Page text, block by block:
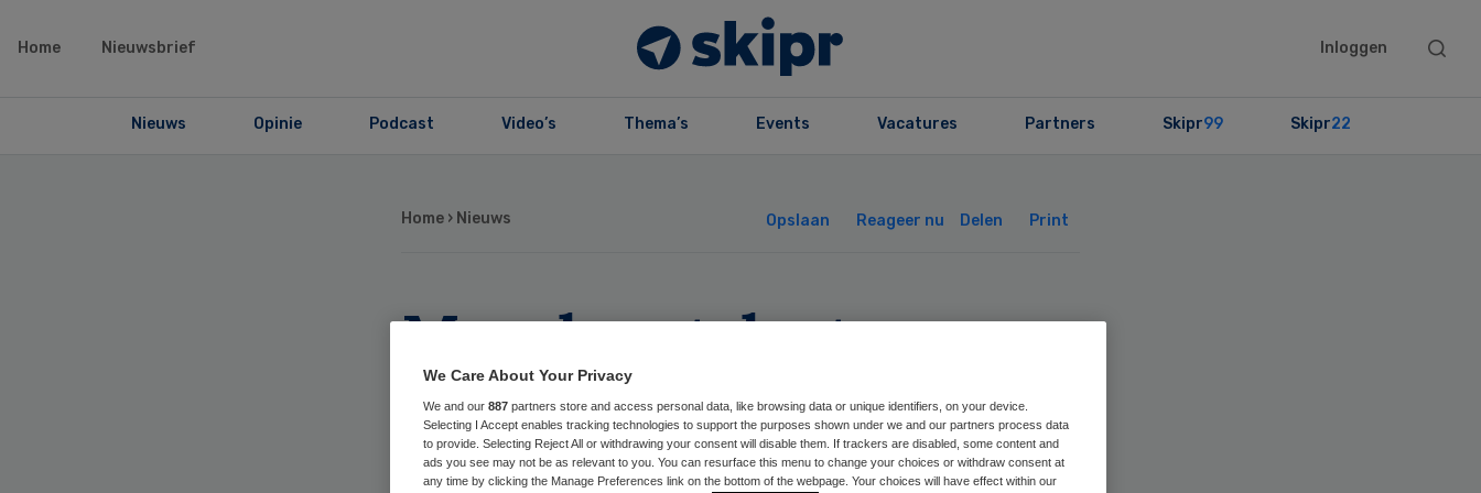
Home Nieuwsbrief Inloggen
Search
Nieuws Opinie Podcast Video’s Thema’s Events Vacatures Partners Skipr99 Skipr22
Home › Nieuws Opslaan Reageer nu Delen Print
Merck ontslaat nog
eens 8500
medewerkers
We Care About Your Privacy
We and our 887 partners store and access personal data, like browsing data or unique identifiers, on your device.
Selecting I Accept enables tracking technologies to support the purposes shown under we and our partners process data
to provide. Selecting Reject All or withdrawing your consent will disable them. If trackers are disabled, some content and
ads you see may not be as relevant to you. You can resurface this menu to change your choices or withdraw consent at
any time by clicking the Manage Preferences link on the bottom of the webpage. Your choices will have effect within our